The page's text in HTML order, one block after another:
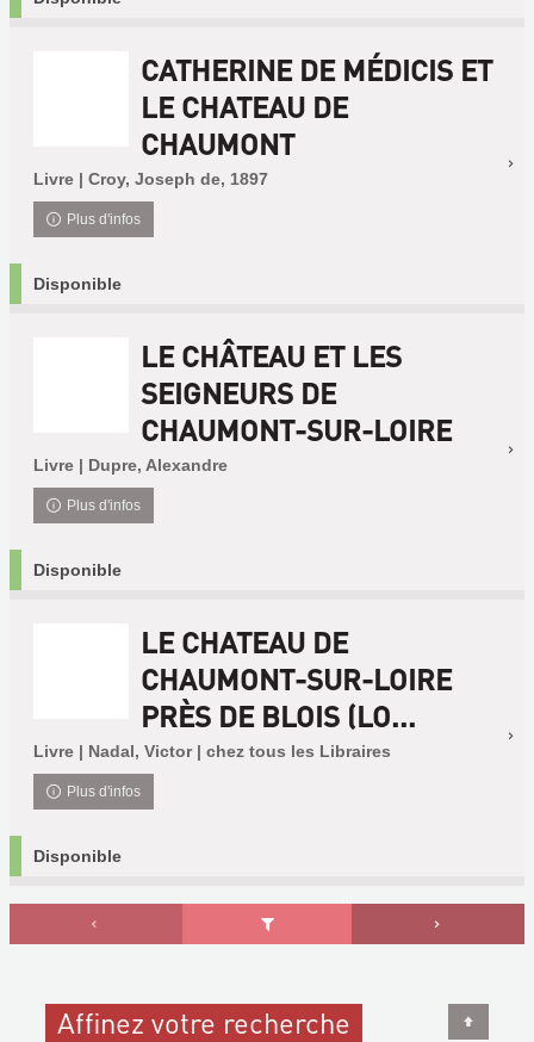
CATHERINE DE MÉDICIS ET
LE CHATEAU DE
CHAUMONT
Livre | Croy, Joseph de, 1897
Plus d'infos
Disponible
LE CHÂTEAU ET LES
SEIGNEURS DE
CHAUMONT-SUR-LOIRE
Livre | Dupre, Alexandre
Plus d'infos
Disponible
LE CHATEAU DE
CHAUMONT-SUR-LOIRE
PRÈS DE BLOIS (LO...
Livre | Nadal, Victor | chez tous les Libraires
Plus d'infos
Disponible
Affinez votre recherche